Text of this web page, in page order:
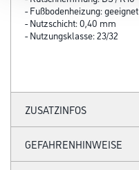
- Fußbodenheizung: geeignet
- Nutzschicht: 0,40 mm
- Nutzungsklasse: 23/32
ZUSATZINFOS
GEFAHRENHINWEISE